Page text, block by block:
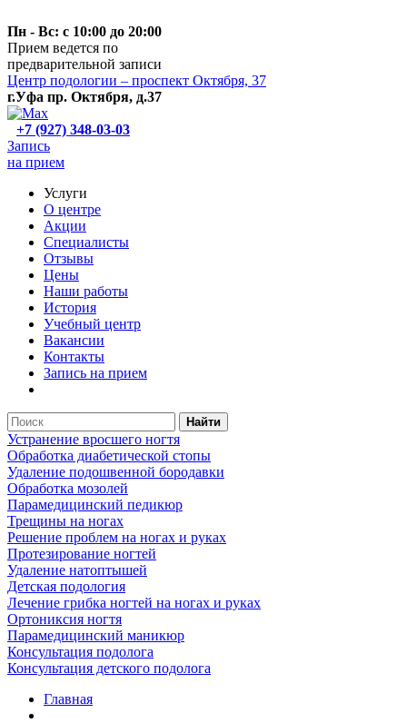
Пн - Вс: с 10:00 до 20:00
Прием ведется по
предварительной записи
Центр подологии – проспект Октября, 37
г.Уфа пр. Октября, д.37
+7 (927) 348-03-03
Запись
на прием
Услуги
О центре
Акции
Специалисты
Отзывы
Цены
Наши работы
История
Учебный центр
Вакансии
Контакты
Запись на прием
Найти
Устранение вросшего ногтя
Обработка диабетической стопы
Удаление подошвенной бородавки
Обработка мозолей
Парамедицинский педикюр
Трещины на ногах
Решение проблем на ногах и руках
Протезирование ногтей
Удаление натоптышей
Детская подология
Лечение грибка ногтей на ногах и руках
Ортониксия ногтя
Парамедицинский маникюр
Консультация подолога
Консультация детского подолога
Главная